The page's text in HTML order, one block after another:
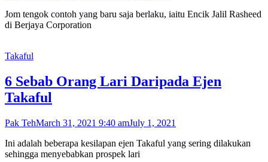
Jom tengok contoh yang baru saja berlaku, iaitu Encik Jalil Rasheed
di Berjaya Corporation
Takaful
6 Sebab Orang Lari Daripada Ejen
Takaful
Pak TehMarch 31, 2021 9:40 amJuly 1, 2021
Ini adalah beberapa kesilapan ejen Takaful yang sering dilakukan
sehingga menyebabkan prospek lari